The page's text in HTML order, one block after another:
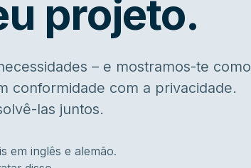
projeto.
– e mostramos-te como
conformidade com a privacidade.
las juntos.
em inglês e alemão.